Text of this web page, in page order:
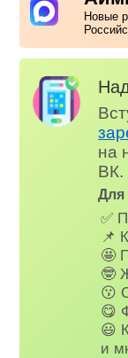
Новые
на
ВК.
Для
✅
📌
🤩
🤓
😗
😋
😃
и